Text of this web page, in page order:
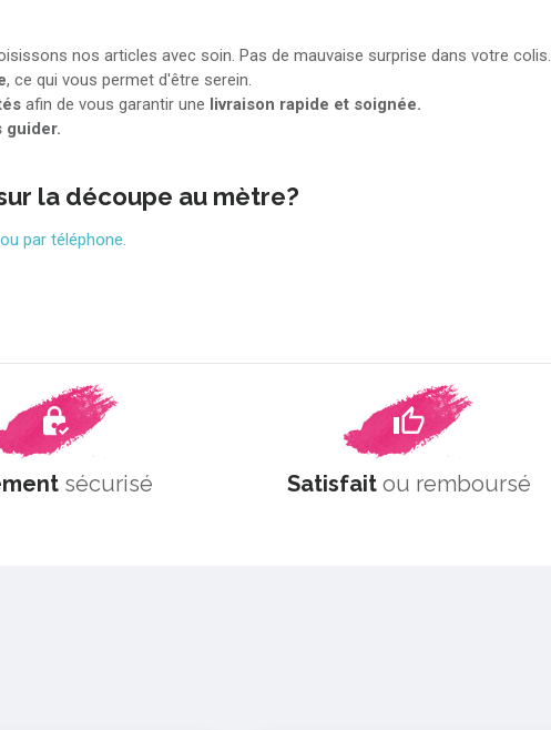
nos articles avec soin. Pas de mauvaise surprise dans votre colis.
, ce qui vous permet d'être serein.
afin de vous garantir une livraison rapide et soignée.
guider.
la découpe au mètre?
par téléphone.
sécurisé Satisfaitou remboursé